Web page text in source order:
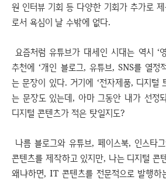
원 인터뷰 기회 등 다양한 기회가 추가로
로서 욕심이 날 수밖에 없다.
요즘처럼 유튜브가 대세인 시대는 역시 ‘
추천에 ‘개인 블로그, 유튜브, SNS를 열정
는 문장이 있다. 거기에 ‘전자제품, 디지털
는 문장도 있는데, 아마 그동안 내가 선정
디지털 콘텐츠가 적은 탓일지도?
나름 블로그와 유튜브, 페이스북, 인스타
콘텐츠를 제작하고 있지만, 나는 디지털 콘
왜냐하면, IT 콘텐츠를 전문적으로 발행하